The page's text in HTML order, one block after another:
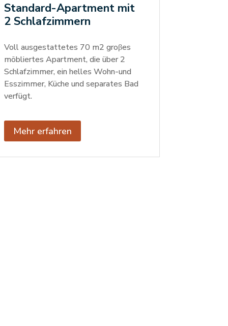
Standard-Apartment mit
2 Schlafzimmern
Voll ausgestattetes 70 m2 groβes
möbliertes Apartment, die über 2
Schlafzimmer, ein helles Wohn-und
Esszimmer, Küche und separates Bad
verfügt.
Mehr erfahren